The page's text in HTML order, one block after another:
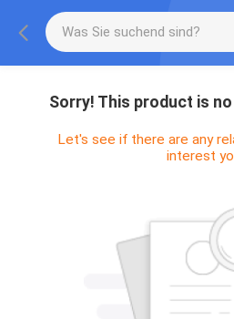
Sorry! This product is
Let's see if there are any
interest